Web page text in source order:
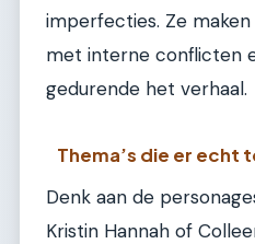
imperfecties. Ze
met interne conflicten
gedurende het verhaal.
Thema’s die er echt
Denk aan de
Kristin Hannah of